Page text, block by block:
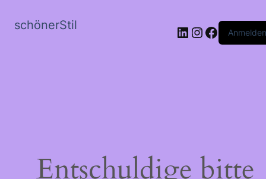
schönerStil LinkedIn
Instagram
Anmelden
Entschuldige bitte